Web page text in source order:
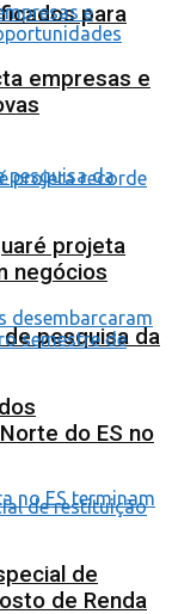
para
de pesquisa da
empresas e
projeta
negócios
do ES no
de
de Renda